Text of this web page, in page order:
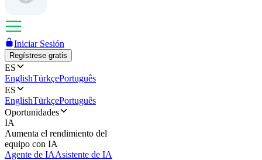
Iniciar Sesión
Regístrese gratis
ES
EnglishTürkçePortuguês
ES
EnglishTürkçePortuguês
Oportunidades
IA
Aumenta el rendimiento del
equipo con IA
Agente de IAAsistente de IA